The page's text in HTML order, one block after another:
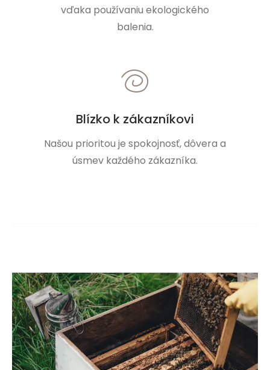
vďaka používaniu ekologického
balenia.
Blízko k zákazníkovi
Našou prioritou je spokojnosť, dôvera a
úsmev každého zákazníka.